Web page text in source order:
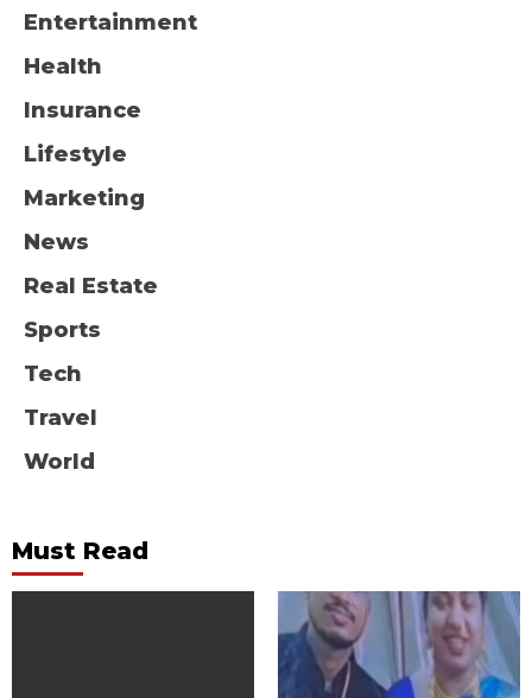
Entertainment
Health
Insurance
Lifestyle
Marketing
News
Real Estate
Sports
Tech
Travel
World
Must Read